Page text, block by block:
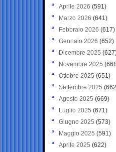
Aprile 2026 (591)
Marzo 2026 (641)
Febbraio 2026 (617)
Gennaio 2026 (652)
Dicembre 2025
Novembre 2025
Ottobre 2025 (651)
Settembre 2025
Agosto 2025 (669)
Luglio 2025 (671)
Giugno 2025 (573)
Maggio 2025 (591)
Aprile 2025 (622)